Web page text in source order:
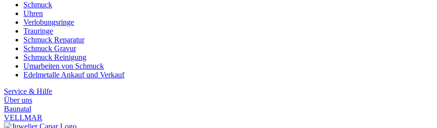
Schmuck
Uhren
Verlobungsringe
Trauringe
Schmuck Reparatur
Schmuck Gravur
Schmuck Reinigung
Umarbeiten von Schmuck
Edelmetalle Ankauf und Verkauf
Service & Hilfe
Über uns
Baunatal
VELLMAR